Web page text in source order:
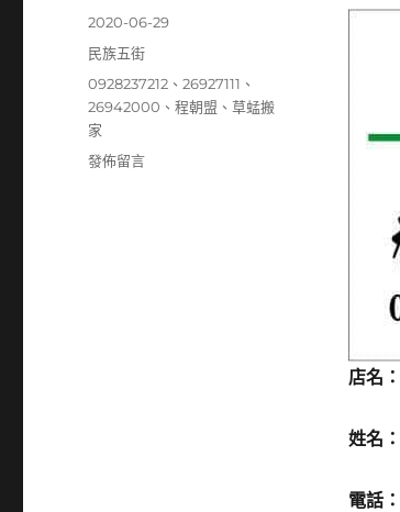
店名：
姓名：
電話：
發
佈
期:
2020-06-29
分
民族五街
標
籤
0928237212 、26927111 、
26942000 、程朝盟 、草蜢搬
家
在
發佈留言